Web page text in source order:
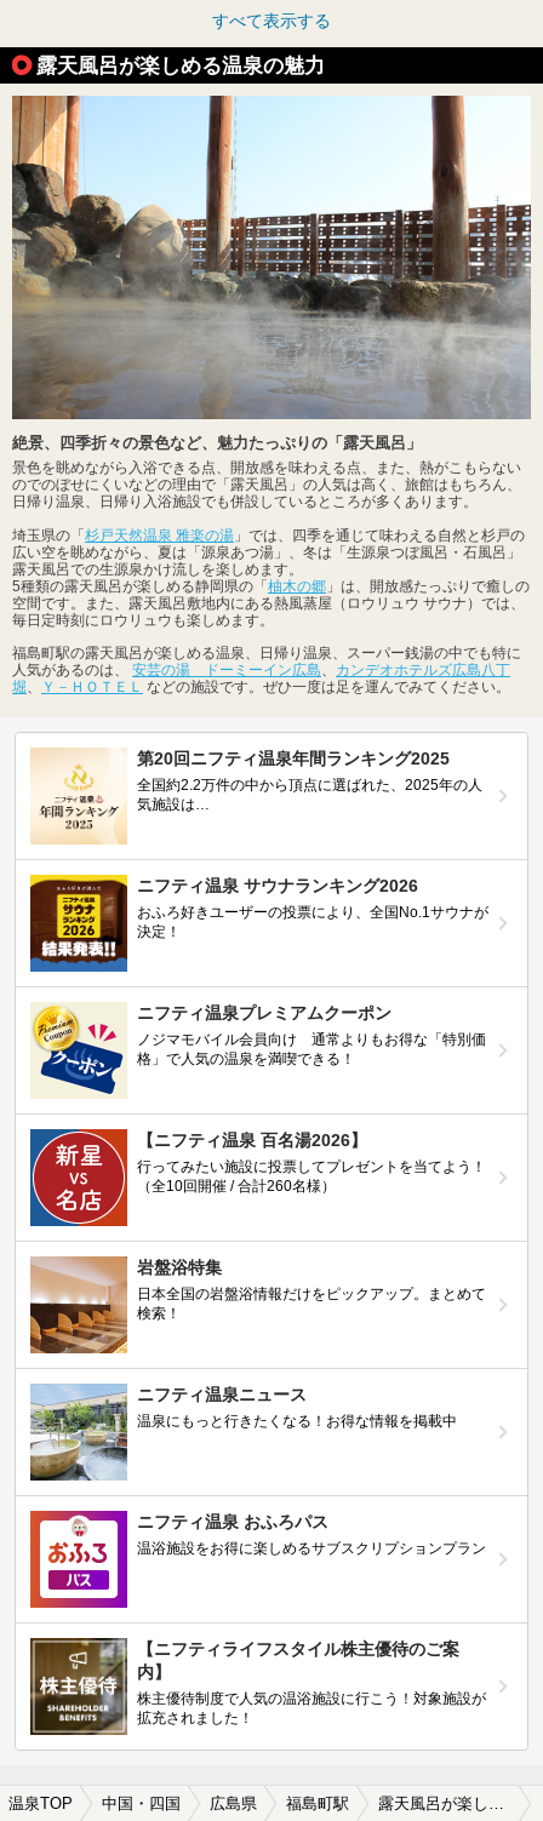
すべて表示する
露天風呂が楽しめる温泉の魅力
絶景、四季折々の景色など、魅力たっぷりの「露天風呂」
景色を眺めながら入浴できる点、開放感を味わえる点、また、熱がこもらない
のでのぼせにくいなどの理由で「露天風呂」の人気は高く、旅館はもちろん、
日帰り温泉、日帰り入浴施設でも併設しているところが多くあります。
埼玉県の「 杉戸天然温泉 雅楽の湯 」では、四季を通じて味わえる自然と杉戸の
広い空を眺めながら、夏は「源泉あつ湯」、冬は「生源泉つぼ風呂・石風呂」
露天風呂での生源泉かけ流しを楽しめます。
5種類の露天風呂が楽しめる静岡県の「 柚木の郷 」は、開放感たっぷりで癒しの
空間です。また、露天風呂敷地内にある熱風蒸屋（ロウリュウ サウナ）では、
毎日定時刻にロウリュウも楽しめます。
福島町駅の露天風呂が楽しめる温泉、日帰り温泉、スーパー銭湯の中でも特に
人気があるのは、 安芸の湯 ドーミーイン広島、 カンデオホテルズ広島八丁
堀、 Ｙ－ＨＯＴＥＬ などの施設です。ぜひ一度は足を運んでみてください。
第20回ニフティ温泉年間ランキング2025
全国約2.2万件の中から頂点に選ばれた、2025年の人
気施設は…
ニフティ温泉 サウナランキング2026
おふろ好きユーザーの投票により、全国No.1サウナが
決定！
ニフティ温泉プレミアムクーポン
ノジマモバイル会員向け 通常よりもお得な「特別価
格」で人気の温泉を満喫できる！
【ニフティ温泉 百名湯2026】
行ってみたい施設に投票してプレゼントを当てよう！
（全10回開催 / 合計260名様）
岩盤浴特集
日本全国の岩盤浴情報だけをピックアップ。まとめて
検索！
ニフティ温泉ニュース
温泉にもっと行きたくなる！お得な情報を掲載中
ニフティ温泉 おふろパス
温浴施設をお得に楽しめるサブスクリプションプラン
【ニフティライフスタイル株主優待のご案
内】
株主優待制度で人気の温浴施設に行こう！対象施設が
拡充されました！
温泉TOP 中国・四国 広島県 福島町駅